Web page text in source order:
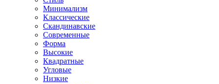
Минимализм
Классические
Скандинавские
Современные
Форма
Высокие
Квадратные
Угловые
Низкие